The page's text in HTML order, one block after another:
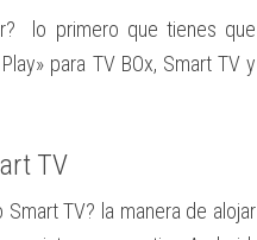
lo primero que tienes que
para TV BOx, Smart TV y
TV
TV? la manera de alojar